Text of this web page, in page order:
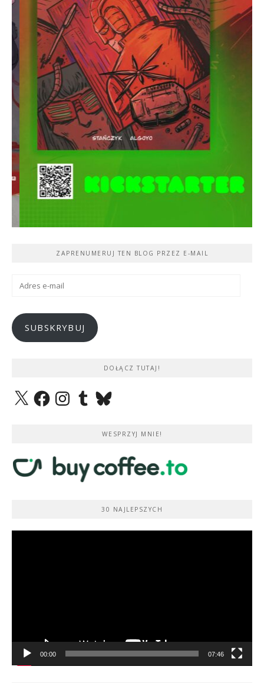
ZAPRENUMERUJ TEN BLOG PRZEZ E-MAIL
Adres
SUBSKRYBUJ
DOŁĄCZ TUTAJ!
X FacebookInstagramTumblrBluesky
WESPRZYJ MNIE!
30 NAJLEPSZYCH
00:00 07:46